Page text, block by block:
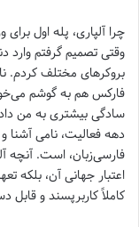
چرا آلپاری، پله اول برای
وقتی تصمیم گرفتم وارد
بروکرهای مختلف کردم.
فارکس هم به گوشم
سادگی بیشتری به من
دهه فعالیت، نامی آشنا
فارسی‌زبان، است. آنچه
اعتبار جهانی آن، بلکه
کاملاً کاربرپسند و